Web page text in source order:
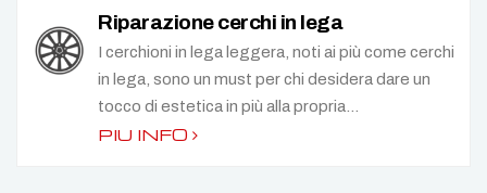
Riparazione cerchi in lega
I cerchioni in lega leggera, noti ai più come cerchi
in lega, sono un must per chi desidera dare un
tocco di estetica in più alla propria...
PIU INFO